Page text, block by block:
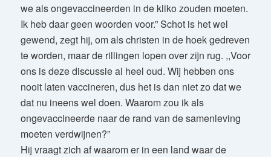
we als ongevaccineerden in de kliko zouden moeten.
Ik heb daar geen woorden voor.” Schot is het wel
gewend, zegt hij, om als christen in de hoek gedreven
te worden, maar de rillingen lopen over zijn rug. ,,Voor
ons is deze discussie al heel oud. Wij hebben ons
nooit laten vaccineren, dus het is dan niet zo dat we
dat nu ineens wel doen. Waarom zou ik als
ongevaccineerde naar de rand van de samenleving
moeten verdwijnen?”
Hij vraagt zich af waarom er in een land waar de